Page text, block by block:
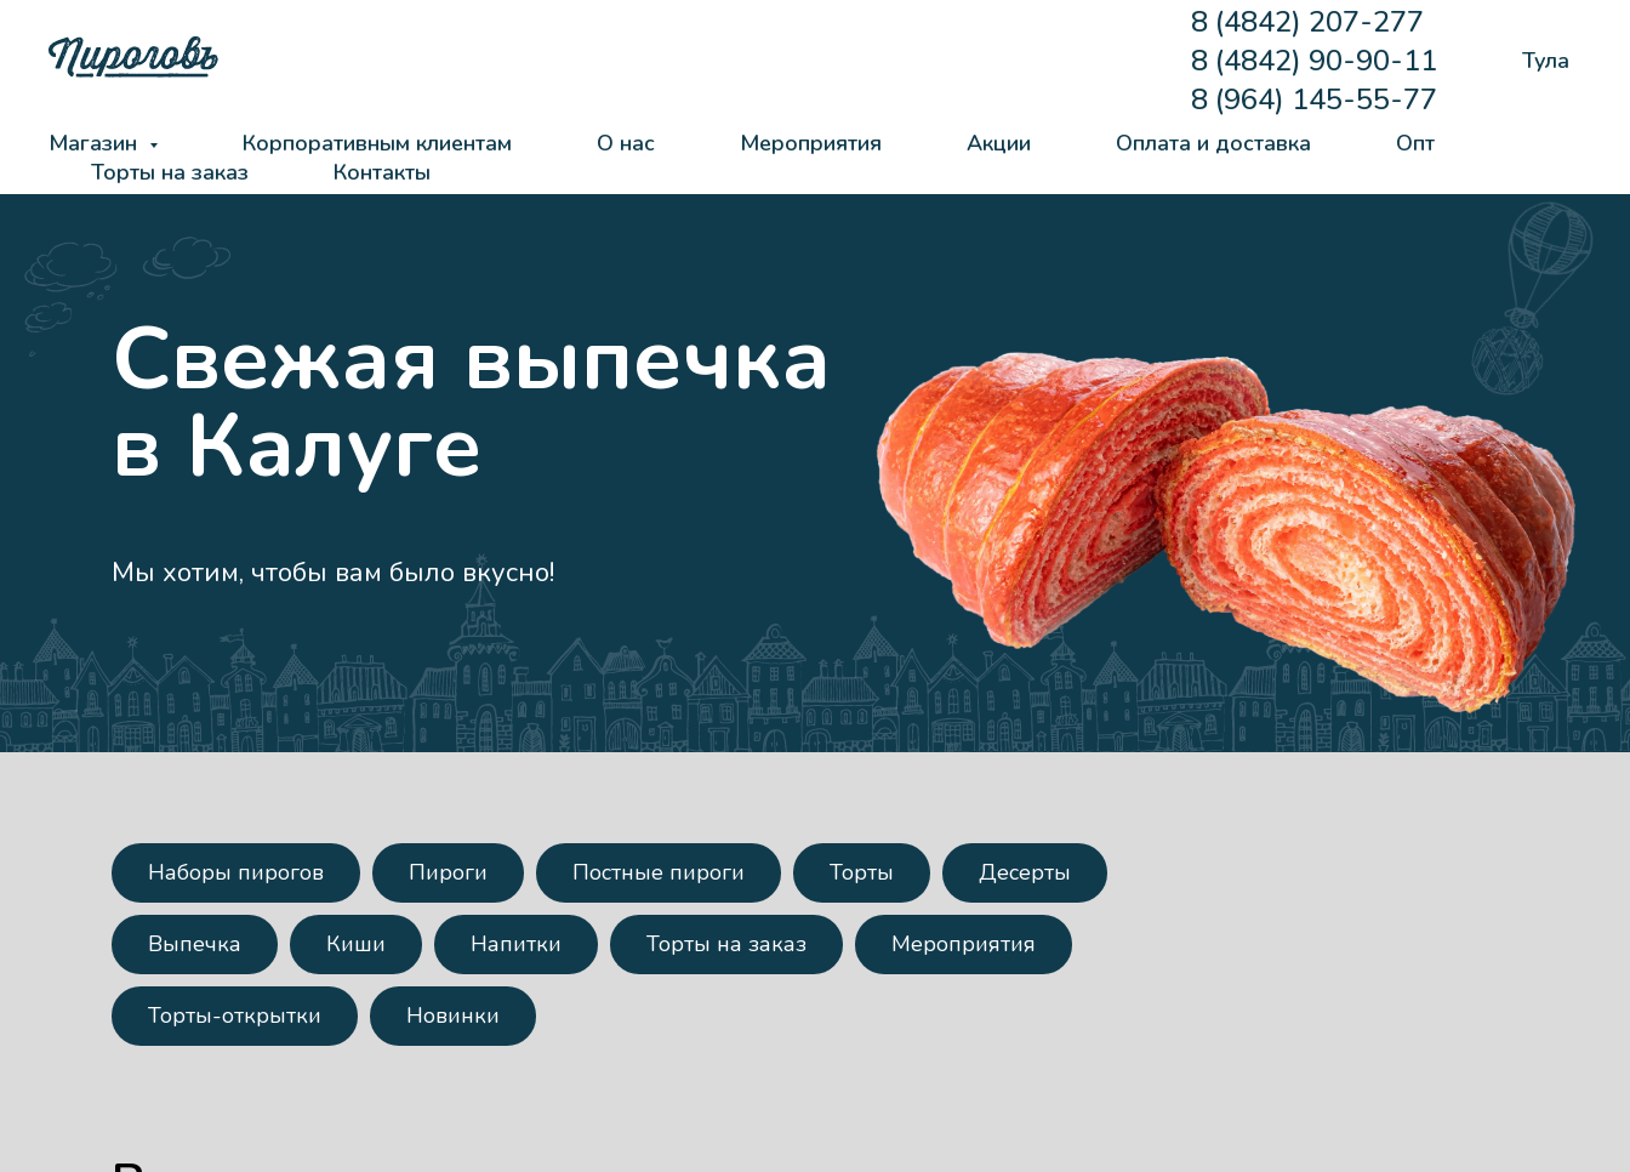
8 (4842) 207-277
8 (4842) 90-90-11
8 (964) 145-55-77
Тула
Магазин Корпоративным клиентам О нас Мероприятия Акции Оплата и доставка
Опт
Торты на заказ
Контакты
Мы хотим, чтобы вам было вкусно!
Свежая выпечка
в Калуге
Наборы пирогов Пироги Постные пироги Торты Десерты
Выпечка Киши Напитки Торты на заказ Мероприятия
Торты-открытки Новинки